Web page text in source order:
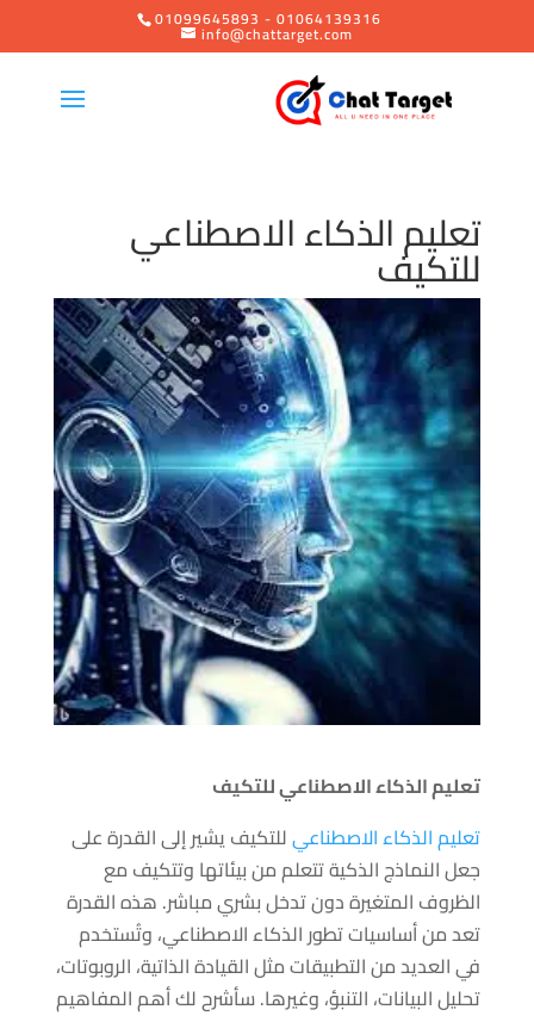
01099645893 - 01064139316
info@chattarget.com
تعليم الذكاء الاصطناعي
للتكيف
تعليم الذكاء الاصطناعي للتكيف
تعليم الذكاء الاصطناعيللتكيف يشير إلى القدرة على
جعل النماذج الذكية تتعلم من بيئاتها وتتكيف مع
الظروف المتغيرة دون تدخل بشري مباشر. هذه القدرة
تعد من أساسيات تطور الذكاء الاصطناعي، وتُستخدم
في العديد من التطبيقات مثل القيادة الذاتية، الروبوتات،
تحليل البيانات، التنبؤ، وغيرها. سأشرح لك أهم المفاهيم